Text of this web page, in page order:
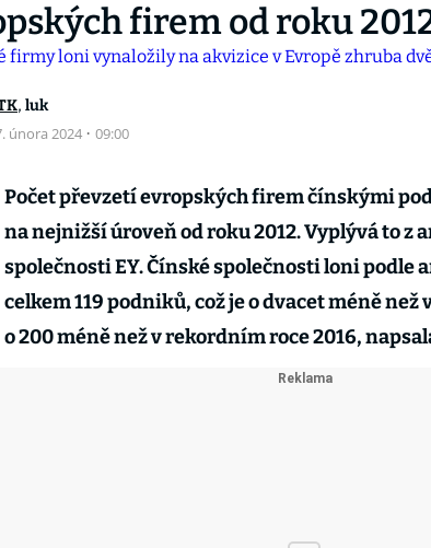
firem od roku
, luk
února 2024 · 09:00
Počet převzetí evropských firem čínskými
na nejnižší úroveň od roku 2012. Vyplývá to z
společnosti EY. Čínské společnosti loni podle
celkem 119 podniků, což je o dvacet méně
o 200 méně než v rekordním roce 2016,